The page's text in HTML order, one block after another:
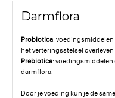
Darmflora
Probiotica: voedingsmiddelen
het verteringsstelsel overleven
Prebiotica: voedingsmiddelen
darmflora.
Door je voeding kun je de